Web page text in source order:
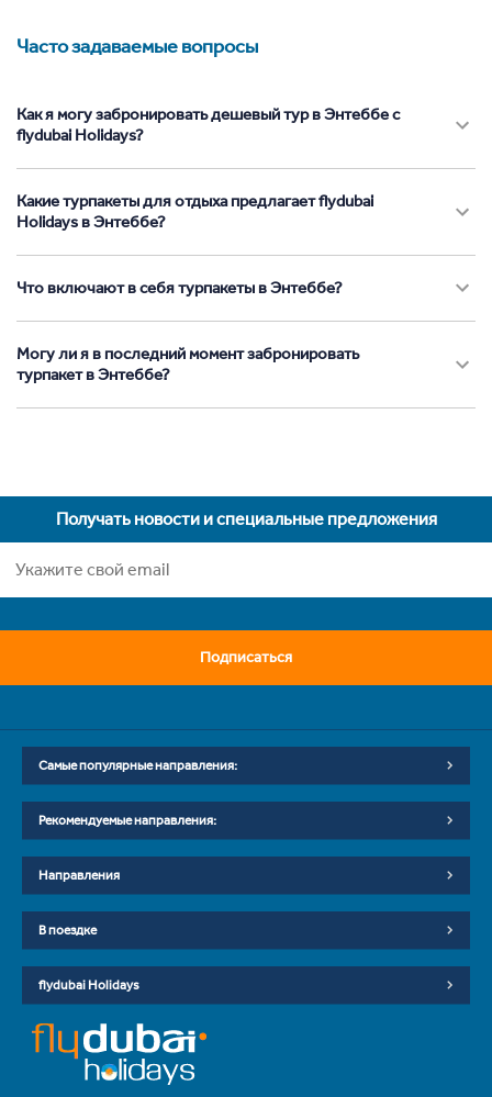
Часто задаваемые вопросы
Как я могу забронировать дешевый тур в Энтеббе с
flydubai Holidays?
Какие турпакеты для отдыха предлагает flydubai
Holidays в Энтеббе?
Что включают в себя турпакеты в Энтеббе?
Могу ли я в последний момент забронировать
турпакет в Энтеббе?
Получать новости и специальные предложения
Подписаться
Самые популярные направления:
Рекомендуемые направления:
Направления
В поездке
flydubai Holidays